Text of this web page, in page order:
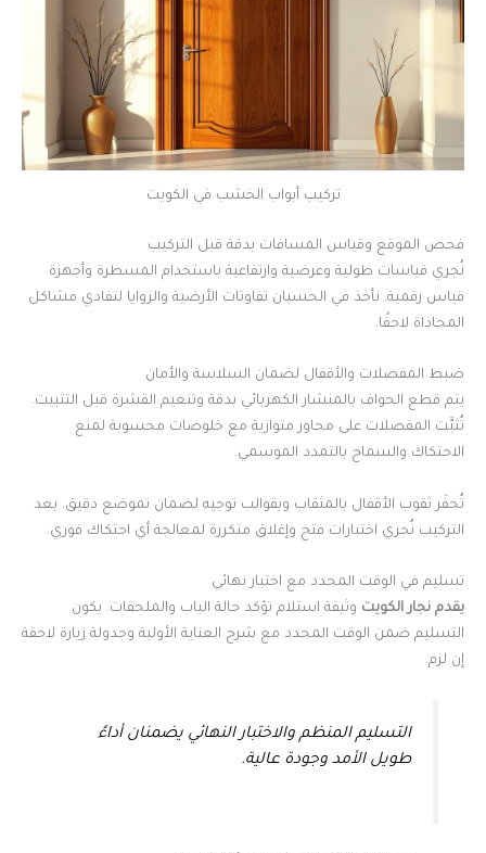
تركيب أبواب الخشب في الكويت
فحص الموقع وقياس المسافات بدقة قبل التركيب
نُجري قياسات طولية وعرضية وارتفاعية باستخدام المسطرة وأجهزة
قياس رقمية. نأخذ في الحسبان تفاوتات الأرضية والزوايا لتفادي مشاكل
المحاذاة لاحقًا.
ضبط المفصلات والأقفال لضمان السلاسة والأمان
يتم قطع الحواف بالمنشار الكهربائي بدقة وتنعيم القشرة قبل التثبيت.
تُثبَّت المفصلات على محاور متوازية مع خلوصات محسوبة لمنع
الاحتكاك والسماح بالتمدد الموسمي.
تُحفَر ثقوب الأقفال بالمثقاب وبقوالب توجيه لضمان تموضع دقيق. بعد
التركيب نُجري اختبارات فتح وإغلاق متكررة لمعالجة أي احتكاك فوري.
تسليم في الوقت المحدد مع اختبار نهائي
يقدم نجار الكويت وثيقة استلام تؤكد حالة الباب والملحقات. يكون
التسليم ضمن الوقت المحدد مع شرح العناية الأولية وجدولة زيارة لاحقة
إن لزم.
التسليم المنظم والاختبار النهائي يضمنان أداءً
طويل الأمد وجودة عالية.